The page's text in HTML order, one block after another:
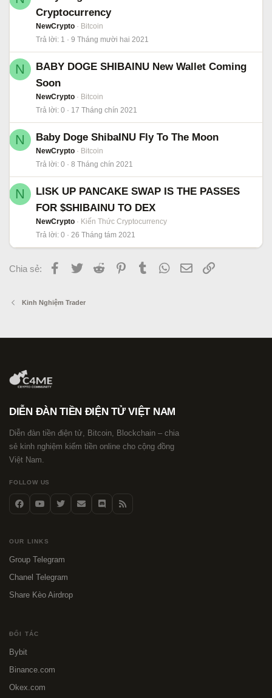
Cryptocurrency
NewCrypto
Bitcoin
Trả lời 1 9 Tháng mười hai 2021
N
BABY DOGE SHIBAINU New Wallet Coming
Soon
NewCrypto
Bitcoin
Trả lời 0 17 Tháng chín 2021
N Baby Doge ShibaINU Fly To The Moon
NewCrypto
Bitcoin
Trả lời 0 8 Tháng chín 2021
N
LISK UP PANCAKE SWAP IS THE PASSES
FOR $SHIBAINU TO DEX
NewCrypto
Kiến Thức Cryptocurrency
Trả lời 0 26 Tháng tám 2021
Chia sẻ: Facebook
Twitter Reddit PinterestTumblr WhatsApp
Email
Kinh Nghiệm Trader
DIỄN ĐÀN TIỀN ĐIỆN TỬ VIỆT NAM
Diễn đàn tiền điện tử, Bitcoin, Blockchain – chia
sẻ kinh nghiệm kiếm tiền online cho cộng đồng
Việt Nam.
FOLLOW US
OUR LINKS
Group Telegram
Chanel Telegram
Share Kèo Airdrop
ĐỐI TÁC
Bybit
Binance.com
Okex.com